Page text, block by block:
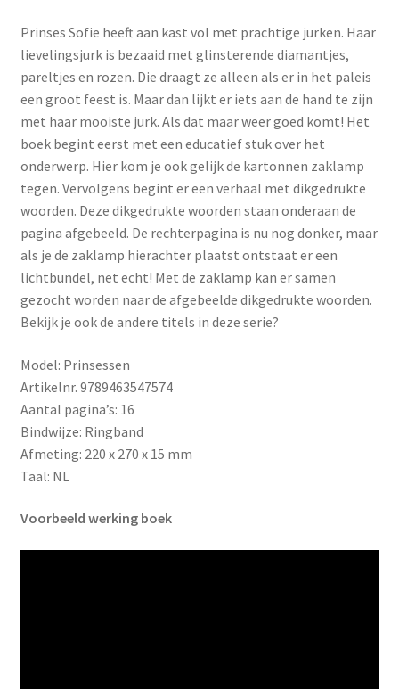
Prinses Sofie heeft aan kast vol met prachtige jurken. Haar
lievelingsjurk is bezaaid met glinsterende diamantjes,
pareltjes en rozen. Die draagt ze alleen als er in het paleis
een groot feest is. Maar dan lijkt er iets aan de hand te zijn
met haar mooiste jurk. Als dat maar weer goed komt! Het
boek begint eerst met een educatief stuk over het
onderwerp. Hier kom je ook gelijk de kartonnen zaklamp
tegen. Vervolgens begint er een verhaal met dikgedrukte
woorden. Deze dikgedrukte woorden staan onderaan de
pagina afgebeeld. De rechterpagina is nu nog donker, maar
als je de zaklamp hierachter plaatst ontstaat er een
lichtbundel, net echt! Met de zaklamp kan er samen
gezocht worden naar de afgebeelde dikgedrukte woorden.
Bekijk je ook de andere titels in deze serie?
Model: Prinsessen
Artikelnr. 9789463547574
Aantal pagina’s: 16
Bindwijze: Ringband
Afmeting: 220 x 270 x 15 mm
Taal: NL
Voorbeeld werking boek